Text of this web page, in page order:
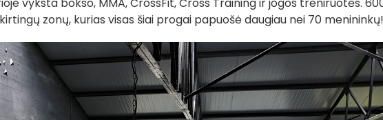
zonų, kurias visas šiai progai papuošė daugiau nei 70 menininkų!